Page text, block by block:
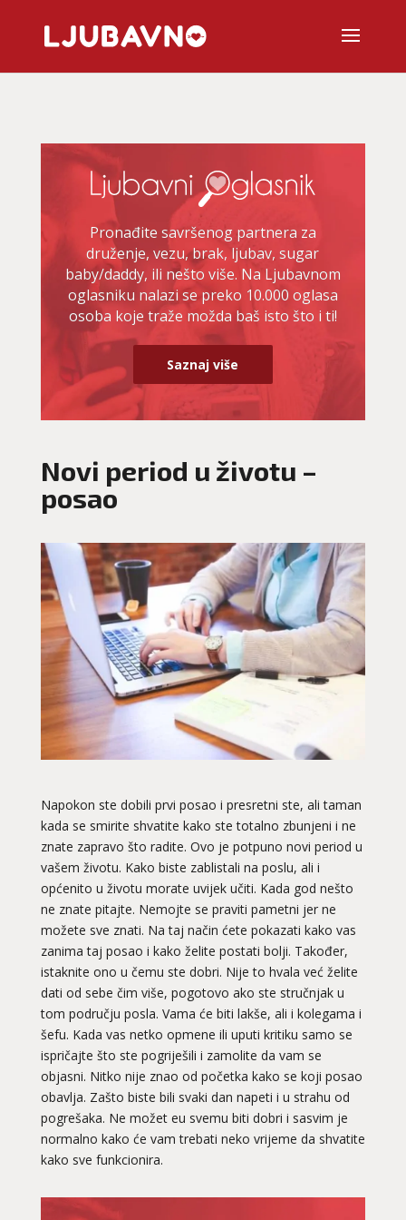
Pronađite savršenog partnera za
druženje, vezu, brak, ljubav, sugar
baby/daddy, ili nešto više. Na Ljubavnom
oglasniku nalazi se preko 10.000 oglasa
osoba koje traže možda baš isto što i ti!
Saznaj više
Novi period u životu –
posao
Napokon ste dobili prvi posao i presretni ste, ali taman
kada se smirite shvatite kako ste totalno zbunjeni i ne
znate zapravo što radite. Ovo je potpuno novi period u
vašem životu. Kako biste zablistali na poslu, ali i
općenito u životu morate uvijek učiti. Kada god nešto
ne znate pitajte. Nemojte se praviti pametni jer ne
možete sve znati. Na taj način ćete pokazati kako vas
zanima taj posao i kako želite postati bolji. Također,
istaknite ono u čemu ste dobri. Nije to hvala već želite
dati od sebe čim više, pogotovo ako ste stručnjak u
tom području posla. Vama će biti lakše, ali i kolegama i
šefu. Kada vas netko opmene ili uputi kritiku samo se
ispričajte što ste pogriješili i zamolite da vam se
objasni. Nitko nije znao od početka kako se koji posao
obavlja. Zašto biste bili svaki dan napeti i u strahu od
pogrešaka. Ne možet eu svemu biti dobri i sasvim je
normalno kako će vam trebati neko vrijeme da shvatite
kako sve funkcionira.